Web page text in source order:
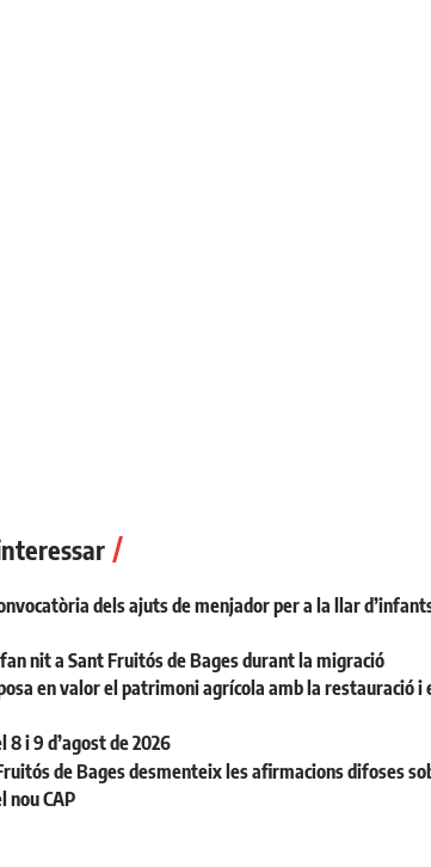
dels ajuts de menjador per a la llar
nit a Sant Fruitós de Bages durant la migració
en valor el patrimoni agrícola amb la restauració i
8 i 9 d’agost de 2026
de Bages desmenteix les afirmacions difoses
nou CAP